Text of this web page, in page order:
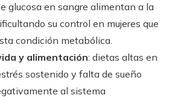
glucosa en sangre alimentan a la
su control en mujeres que
condición metabólica.
y alimentación: dietas altas en
sostenido y falta de sueño
al sistema